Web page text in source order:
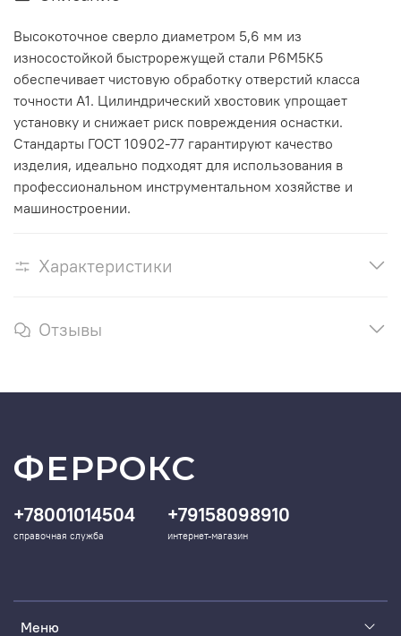
Высокоточное сверло диаметром 5,6 мм из
износостойкой быстрорежущей стали Р6М5К5
обеспечивает чистовую обработку отверстий класса
точности А1. Цилиндрический хвостовик упрощает
установку и снижает риск повреждения оснастки.
Стандарты ГОСТ 10902-77 гарантируют качество
изделия, идеально подходят для использования в
профессиональном инструментальном хозяйстве и
машиностроении.
Характеристики
Отзывы
Меню
+78001014504
справочная служба
+79158098910
интернет-магазин
ФЕРРОКС